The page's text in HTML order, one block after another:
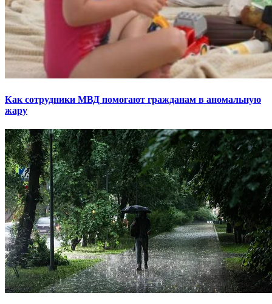
Как сотрудники МВД помогают гражданам в аномальную
жару